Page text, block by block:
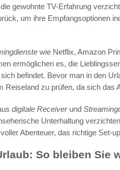
gewohnte TV-Erfahrung
um ihre Empfangsoptionen
wie Netflix, Amazon
ermöglichen es, die
befindet. Bevor man in den
Reiseland zu prüfen, da sich das
digitale Receiverund
Unterhaltung
Abenteuer, das richtige Set-
So bleiben Sie